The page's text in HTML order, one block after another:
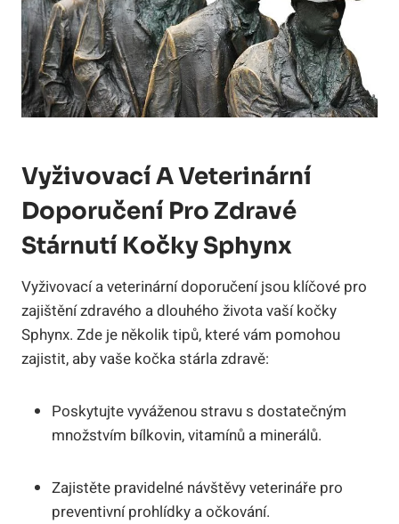
Vyživovací A Veterinární
Doporučení Pro Zdravé
Stárnutí Kočky Sphynx
Vyživovací a veterinární doporučení jsou klíčové pro
zajištění zdravého a dlouhého života vaší kočky
Sphynx. Zde je několik tipů, které vám pomohou
zajistit, aby vaše kočka stárla zdravě:
Poskytujte vyváženou stravu s dostatečným
množstvím bílkovin, vitamínů a minerálů.
Zajistěte pravidelné návštěvy veterináře pro
preventivní prohlídky a očkování.